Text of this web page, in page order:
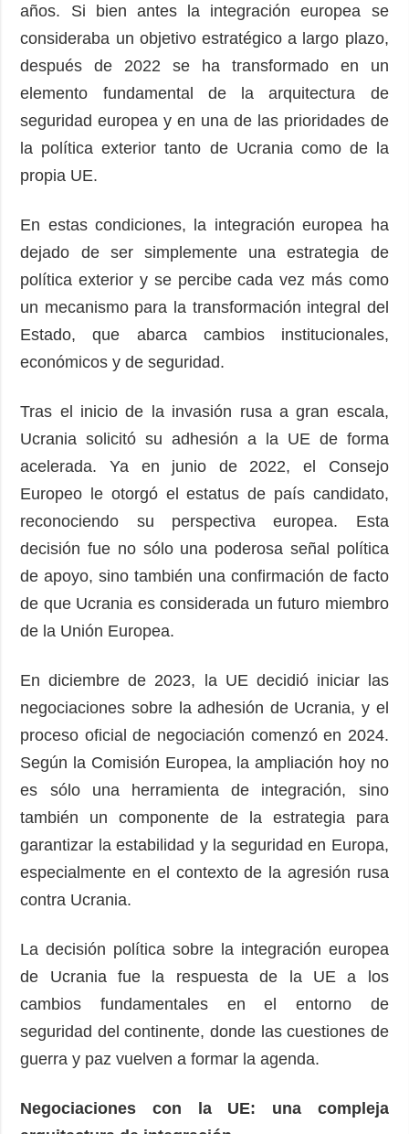
años. Si bien antes la integración europea se
consideraba un objetivo estratégico a largo plazo,
después de 2022 se ha transformado en un
elemento fundamental de la arquitectura de
seguridad europea y en una de las prioridades de
la política exterior tanto de Ucrania como de la
propia UE.
En estas condiciones, la integración europea ha
dejado de ser simplemente una estrategia de
política exterior y se percibe cada vez más como
un mecanismo para la transformación integral del
Estado, que abarca cambios institucionales,
económicos y de seguridad.
Tras el inicio de la invasión rusa a gran escala,
Ucrania solicitó su adhesión a la UE de forma
acelerada. Ya en junio de 2022, el Consejo
Europeo le otorgó el estatus de país candidato,
reconociendo su perspectiva europea. Esta
decisión fue no sólo una poderosa señal política
de apoyo, sino también una confirmación de facto
de que Ucrania es considerada un futuro miembro
de la Unión Europea.
En diciembre de 2023, la UE decidió iniciar las
negociaciones sobre la adhesión de Ucrania, y el
proceso oficial de negociación comenzó en 2024.
Según la Comisión Europea, la ampliación hoy no
es sólo una herramienta de integración, sino
también un componente de la estrategia para
garantizar la estabilidad y la seguridad en Europa,
especialmente en el contexto de la agresión rusa
contra Ucrania.
La decisión política sobre la integración europea
de Ucrania fue la respuesta de la UE a los
cambios fundamentales en el entorno de
seguridad del continente, donde las cuestiones de
guerra y paz vuelven a formar la agenda.
Negociaciones con la UE: una compleja